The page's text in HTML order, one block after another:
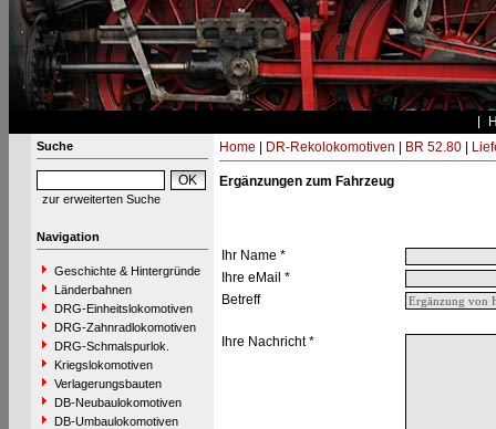
Suche
zur erweiterten Suche
Navigation
Geschichte & Hintergründe
Länderbahnen
DRG-Einheitslokomotiven
DRG-Zahnradlokomotiven
DRG-Schmalspurlok.
Kriegslokomotiven
Verlagerungsbauten
DB-Neubaulokomotiven
DB-Umbaulokomotiven
Home DR-Rekolokomotiven BR 52.80|
Ergänzungen zum Fahrzeug
Ihr Name *
Ihre eMail *
Betreff
Ihre Nachricht *